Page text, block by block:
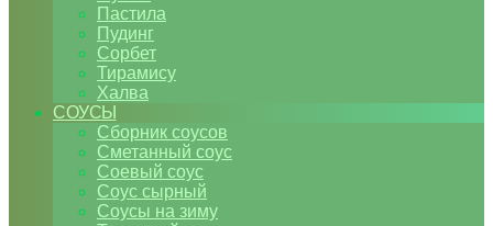
Пастила
Пудинг
Сорбет
Тирамису
Халва
СОУСЫ
Сборник соусов
Сметанный соус
Соевый соус
Соус сырный
Соусы на зиму